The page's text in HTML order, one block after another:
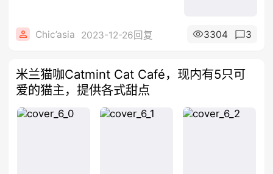
Chic’asia 2023-12-26回复 3304 3
米兰猫咖Catmint Cat Café，现内有5只可
爱的猫主，提供各式甜点